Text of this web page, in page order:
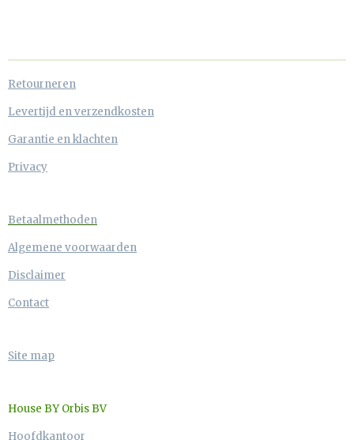
Retourneren
Levertijd en verzendkosten
Garantie en klachten
Privacy
Betaalmethoden
Algemene voorwaarden
Disclaimer
Contact
Site map
House BY Orbis BV
Hoofdkantoor